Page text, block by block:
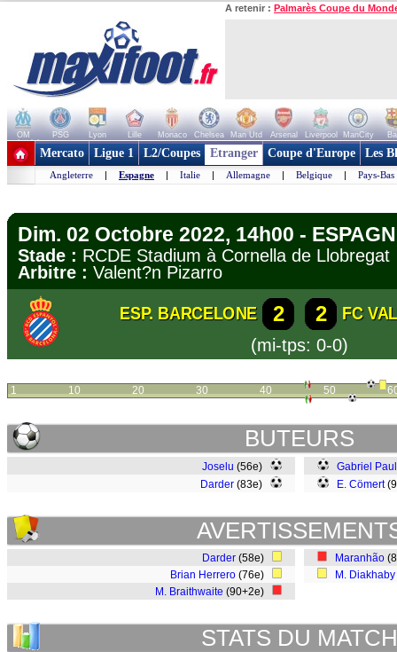
A retenir : Palmarès Coupe du
OM PSG Lyon Lille Monaco Chelsea Man Utd Arsenal Liverpool ManCity
+ de clubs
Mercato Ligue 1 L2/Coupes Etranger Coupe d'Europe Les
Angleterre | Espagne | Italie | Allemagne | Belgique | Pays-Bas
Dim. 02 Octobre 2022, 14h00 -
Stade : RCDE Stadium à Cornella de
Arbitre : Valent?n Pizarro
ESP. BARCELONE 2 2
FC
(mi-tps: 0-0)
1 10 20 30 40 50
BUTEURS
Joselu (56e)
Darder (83e)
Gabriel
E. Cömert
Darder (58e)
Brian Herrero (76e)
M. Braithwaite (90+2e)
Maranhão
M. Diakhaby
STATS DU MATCH